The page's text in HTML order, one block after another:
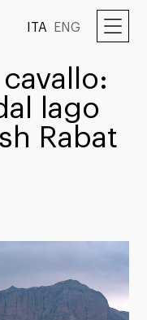
ITA ENG
lago
Rabat